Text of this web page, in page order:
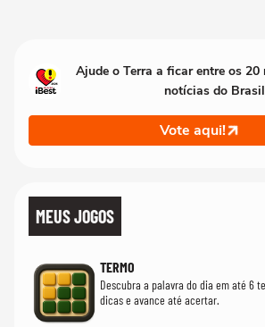
Ajude o Terra a ficar entre os 20
notícias do
Vote aqui!
MEUS JOGOS
TERMO
Descubra a palavra do dia em até 6
dicas e avance até acertar.